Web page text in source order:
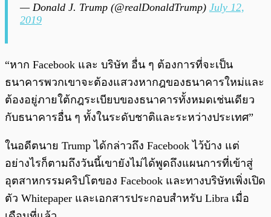
— Donald J. Trump (@realDonaldTrump) July 12,
2019
“หาก Facebook และ บริษัท อื่น ๆ ต้องการที่จะเป็น
ธนาคารพวกเขาจะต้องแสวงหากฎของธนาคารใหม่และ
ต้องอยู่ภายใต้กฎระเบียบของธนาคารทั้งหมดเช่นเดียว
กับธนาคารอื่น ๆ ทั้งในระดับชาติและระหว่างประเทศ”
ในอดีตนาย Trump ได้กล่าวถึง Facebook ไว้บ้าง แต่
อย่างไรก็ตามถึงวันนี้เขายังไม่ได้พูดถึงแผนการที่เข้าสู่
อุตสาหกรรมคริปโตของ Facebook และทางบริษัทเพิ่งเปิด
ตัว Whitepaper และเอกสารประกอบสำหรับ Libra เมื่อ